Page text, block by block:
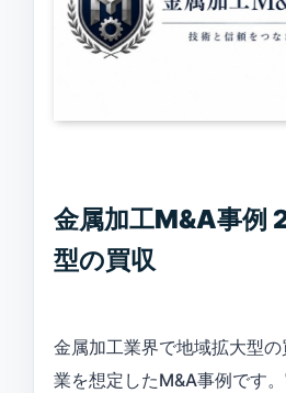
金属加工M&A事例
型の買収
金属加工業界で地域拡大型
業を想定したM&A事例です